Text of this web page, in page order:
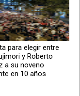
para elegir entre
y Roberto
a su noveno
en 10 años